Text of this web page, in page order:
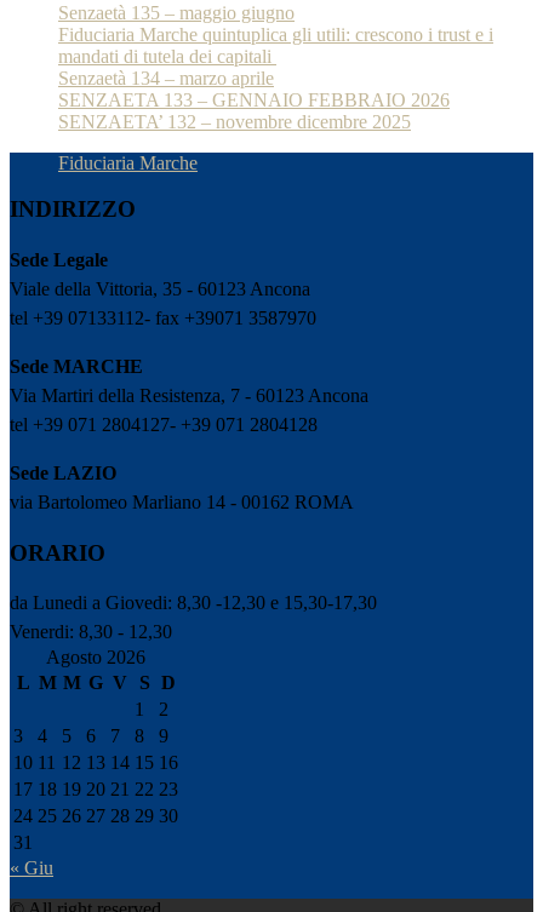
Senzaetà 135 – maggio giugno
Fiduciaria Marche quintuplica gli utili: crescono i trust e i
mandati di tutela dei capitali
Senzaetà 134 – marzo aprile
SENZAETA 133 – GENNAIO FEBBRAIO 2026
SENZAETA’ 132 – novembre dicembre 2025
Fiduciaria Marche
INDIRIZZO
Sede Legale
Viale della Vittoria, 35 - 60123 Ancona
tel +39 07133112- fax +39071 3587970
Sede MARCHE
Via Martiri della Resistenza, 7 - 60123 Ancona
tel +39 071 2804127- +39 071 2804128
Sede LAZIO
via Bartolomeo Marliano 14 - 00162 ROMA
ORARIO
da Lunedi a Giovedi: 8,30 -12,30 e 15,30-17,30
Venerdi: 8,30 - 12,30
Agosto 2026
L M M G V S D
1
2
3
4 5 6 7 8
9
10 11 12 13 14 15 16
17 18 19 20 21 22 23
24 25 26 27 28 29 30
31
« Giu